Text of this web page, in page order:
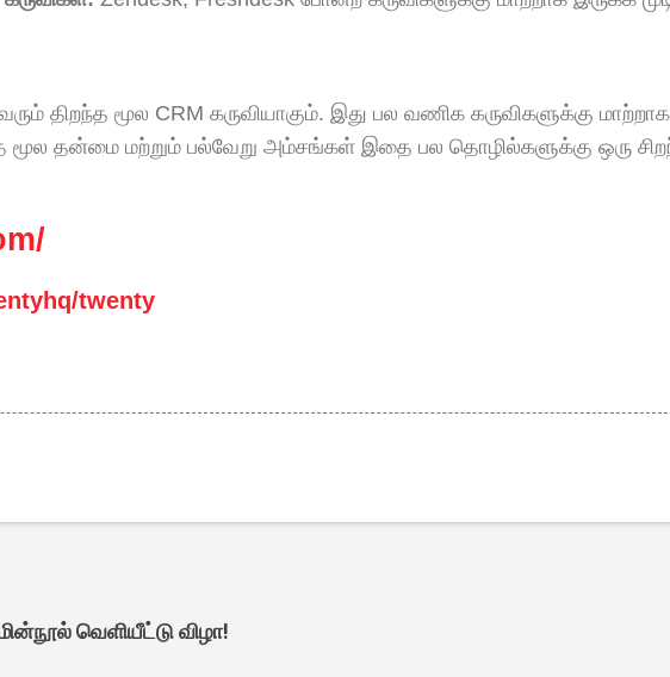
திறந்த மூல CRM கருவியாகும். இது பல வணிக கருவிகளுக்கு மாற்றாக
மூல தன்மை மற்றும் பல்வேறு அம்சங்கள் இதை பல தொழில்களுக்கு ஒரு
twenty
வெளியீட்டு விழா!